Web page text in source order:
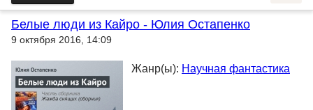
Белые люди из Кайро - Юлия Остапенко
9 октября 2016, 14:09
Жанр(ы): Научная фантастика